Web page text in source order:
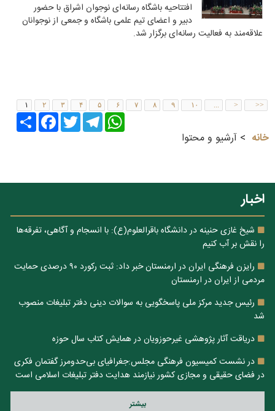
افتتاحیه باشگاه رسانه‌ای نوجوان اشراق با حضور
دبیر و اعضای تیم علمی باشگاه و جمعی از نوجوانان
علاقه‌مند به فعالیت رسانه‌ای برگزار شد.
۱ ۲ ۳ ۴ ۵ ۶ ۷ ۸ ۹ ۱۰ ... > >>
Share
FacebookTwitter
Telegram
WhatsApp
خانه
آرشیو و محتوا
اخبار
شیخ غازی حنینه در دانشگاه باقرالعلوم(ع): با انسجام و آگاهی، تفرقه‌ها
را نقش بر آب کنیم
رایزن فرهنگی ایران در ارمنستان خبر داد: ثبت رکورد ۹۰ درصدی حمایت
مردمی از ایران در ارمنستان
رئیس جدید مرکز ملی پاسخگویی به سوالات دینی دفتر تبلیغات منصوب
شد
دریاقت آثار پژوهشی غیرحوزویان در همایش کتاب سال حوزه
در نشست کمیسیون فرهنگی مجلس:جغرافیای بی‌حدومرز گفتمان فکری
در فضای حقیقی و مجازی کشور نیازمند هدایت دفتر تبلیغات اسلامی است
بيشتر